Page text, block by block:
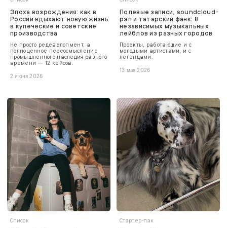
Эпоха возрождения: как в
России вдыхают новую жизнь
в купеческие и советские
производства
Не просто редевелопмент, а
полноценное переосмысление
промышленного наследия разного
времени — 12 кейсов.
2 июня 2026
Полевые записи, soundcloud-
рэп и татарский фанк: 8
независимых музыкальных
лейблов из разных городов
Проекты, работающие и с
молодыми артистами, и с
легендами.
13 мая 2026
Список Стартер-пак